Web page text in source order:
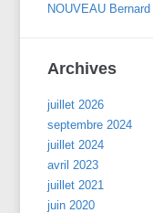
NOUVEAU Bernard
Archives
juillet 2026
septembre 2024
juillet 2024
avril 2023
juillet 2021
juin 2020